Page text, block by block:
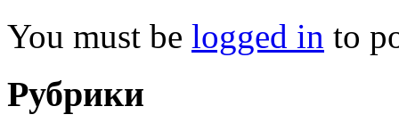
You must be logged in to
Рубрики